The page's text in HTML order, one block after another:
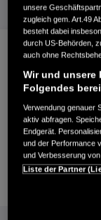
unsere
zugleich gem. Art.49
besteht dabei
durch US-Behörden,
auch ohne
Wir und unsere
Folgendes
Verwendung genauer
aktiv abfragen.
Endgerät.
und der Performance
und Verbesserung von
Liste der Partner